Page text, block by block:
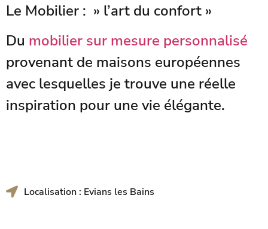
Le Mobilier : » l’art du confort »
Du mobilier sur mesure personnalisé
provenant de maisons européennes
avec lesquelles je trouve une réelle
inspiration pour une vie élégante.
Localisation : Evians les Bains